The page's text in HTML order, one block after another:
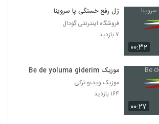
۰۰:۳۲
ژل رفع خستگی پا سروینا
فروشگاه اینترنتی گودال
۷ بازدید
۰۰:۲۷
موزیک Be de yoluma giderim
موزیک ویدیو ترکی
۱۶۴ بازدید